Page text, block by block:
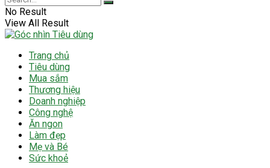
No Result
View All Result
Trang chủ
Tiêu dùng
Mua sắm
Thương hiệu
Doanh nghiệp
Công nghệ
Ăn ngon
Làm đẹp
Mẹ và Bé
Sức khoẻ